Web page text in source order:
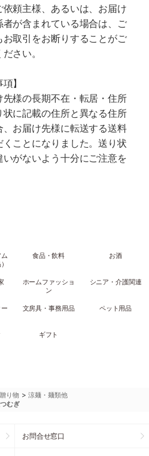
頼主様、あるいは、お届け
が含まれている場合は、ご
取引をお断りすることがご
さい。
】
様の長期不在・転居・住所
に記載の住所と異なる住所
お届け先様に転送する送料
ことになりました。送り状
がないよう十分にご注意を
食品・飲料 お酒
ホームファッショ
ン
シニア・介護関連
文房具・事務用品 ペット用品
ギフト
り物 >涼麺・麺類他
むぎ
お問合せ窓口